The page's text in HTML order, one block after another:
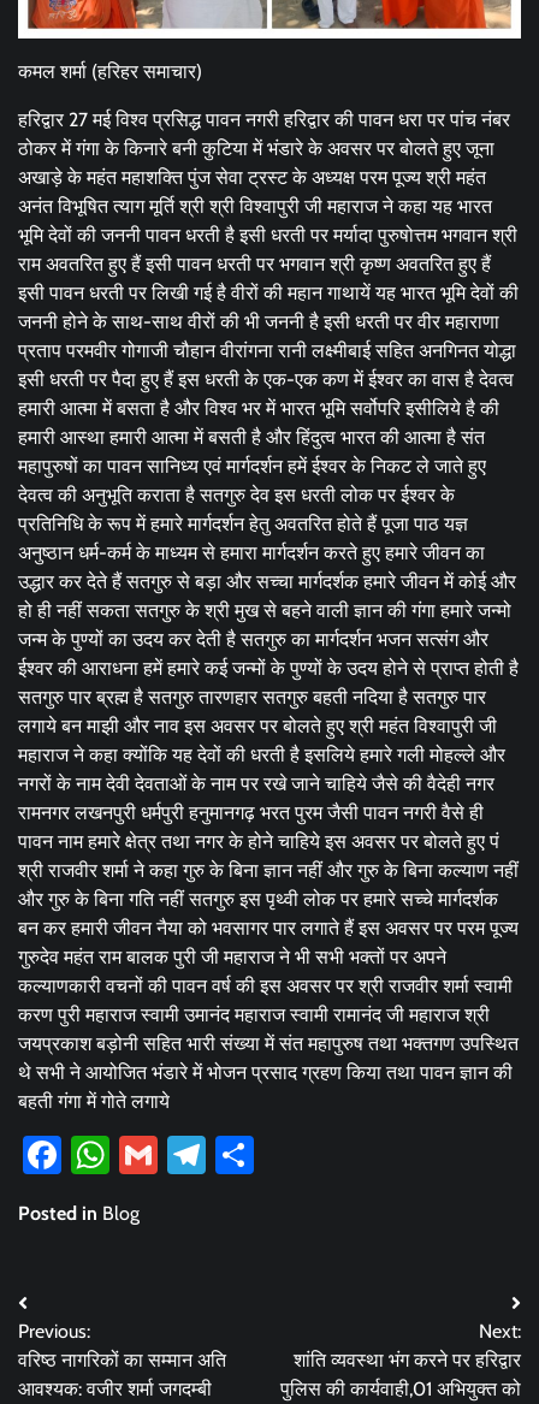
कमल शर्मा (हरिहर समाचार)
हरिद्वार 27 मई विश्व प्रसिद्ध पावन नगरी हरिद्वार की पावन धरा पर पांच नंबर
ठोकर में गंगा के किनारे बनी कुटिया में भंडारे के अवसर पर बोलते हुए जूना
अखाड़े के महंत महाशक्ति पुंज सेवा ट्रस्ट के अध्यक्ष परम पूज्य श्री महंत
अनंत विभूषित त्याग मूर्ति श्री श्री विश्वापुरी जी महाराज ने कहा यह भारत
भूमि देवों की जननी पावन धरती है इसी धरती पर मर्यादा पुरुषोत्तम भगवान श्री
राम अवतरित हुए हैं इसी पावन धरती पर भगवान श्री कृष्ण अवतरित हुए हैं
इसी पावन धरती पर लिखी गई है वीरों की महान गाथायें यह भारत भूमि देवों की
जननी होने के साथ-साथ वीरों की भी जननी है इसी धरती पर वीर महाराणा
प्रताप परमवीर गोगाजी चौहान वीरांगना रानी लक्ष्मीबाई सहित अनगिनत योद्धा
इसी धरती पर पैदा हुए हैं इस धरती के एक-एक कण में ईश्वर का वास है देवत्व
हमारी आत्मा में बसता है और विश्व भर में भारत भूमि सर्वोपरि इसीलिये है की
हमारी आस्था हमारी आत्मा में बसती है और हिंदुत्व भारत की आत्मा है संत
महापुरुषों का पावन सानिध्य एवं मार्गदर्शन हमें ईश्वर के निकट ले जाते हुए
देवत्व की अनुभूति कराता है सतगुरु देव इस धरती लोक पर ईश्वर के
प्रतिनिधि के रूप में हमारे मार्गदर्शन हेतु अवतरित होते हैं पूजा पाठ यज्ञ
अनुष्ठान धर्म-कर्म के माध्यम से हमारा मार्गदर्शन करते हुए हमारे जीवन का
उद्धार कर देते हैं सतगुरु से बड़ा और सच्चा मार्गदर्शक हमारे जीवन में कोई और
हो ही नहीं सकता सतगुरु के श्री मुख से बहने वाली ज्ञान की गंगा हमारे जन्मो
जन्म के पुण्यों का उदय कर देती है सतगुरु का मार्गदर्शन भजन सत्संग और
ईश्वर की आराधना हमें हमारे कई जन्मों के पुण्यों के उदय होने से प्राप्त होती है
सतगुरु पार ब्रह्म है सतगुरु तारणहार सतगुरु बहती नदिया है सतगुरु पार
लगाये बन माझी और नाव इस अवसर पर बोलते हुए श्री महंत विश्वापुरी जी
महाराज ने कहा क्योंकि यह देवों की धरती है इसलिये हमारे गली मोहल्ले और
नगरों के नाम देवी देवताओं के नाम पर रखे जाने चाहिये जैसे की वैदेही नगर
रामनगर लखनपुरी धर्मपुरी हनुमानगढ़ भरत पुरम जैसी पावन नगरी वैसे ही
पावन नाम हमारे क्षेत्र तथा नगर के होने चाहिये इस अवसर पर बोलते हुए पं
श्री राजवीर शर्मा ने कहा गुरु के बिना ज्ञान नहीं और गुरु के बिना कल्याण नहीं
और गुरु के बिना गति नहीं सतगुरु इस पृथ्वी लोक पर हमारे सच्चे मार्गदर्शक
बन कर हमारी जीवन नैया को भवसागर पार लगाते हैं इस अवसर पर परम पूज्य
गुरुदेव महंत राम बालक पुरी जी महाराज ने भी सभी भक्तों पर अपने
कल्याणकारी वचनों की पावन वर्ष की इस अवसर पर श्री राजवीर शर्मा स्वामी
करण पुरी महाराज स्वामी उमानंद महाराज स्वामी रामानंद जी महाराज श्री
जयप्रकाश बड़ोनी सहित भारी संख्या में संत महापुरुष तथा भक्तगण उपस्थित
थे सभी ने आयोजित भंडारे में भोजन प्रसाद ग्रहण किया तथा पावन ज्ञान की
बहती गंगा में गोते लगाये
Facebook
WhatsApp
GmailTelegram
Posted in Blog
Post
navigation
Previous:
वरिष्ठ नागरिकों का सम्मान अति
आवश्यक: वजीर शर्मा जगदम्बी
Next:
शांति व्यवस्था भंग करने पर हरिद्वार
पुलिस की कार्यवाही,01 अभियुक्त को